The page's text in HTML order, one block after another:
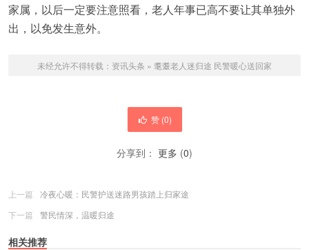
家属，以后一定要注意照看，老人年事已高不要让其单独外
出，以免发生意外。
未经允许不得转载： 资讯头条 » 耄耋老人迷归途 民警暖心送回家
赞 (0)
分享到： 更多 (0)
上一篇
冷夜心暖：民警护送迷路男孩踏上归家途
下一篇
警民情深，温暖归途
相关推荐